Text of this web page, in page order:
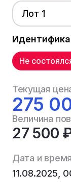
Лот 1
Не
Текущая
275
Величина
27 500
Дата и
11.08.2025,